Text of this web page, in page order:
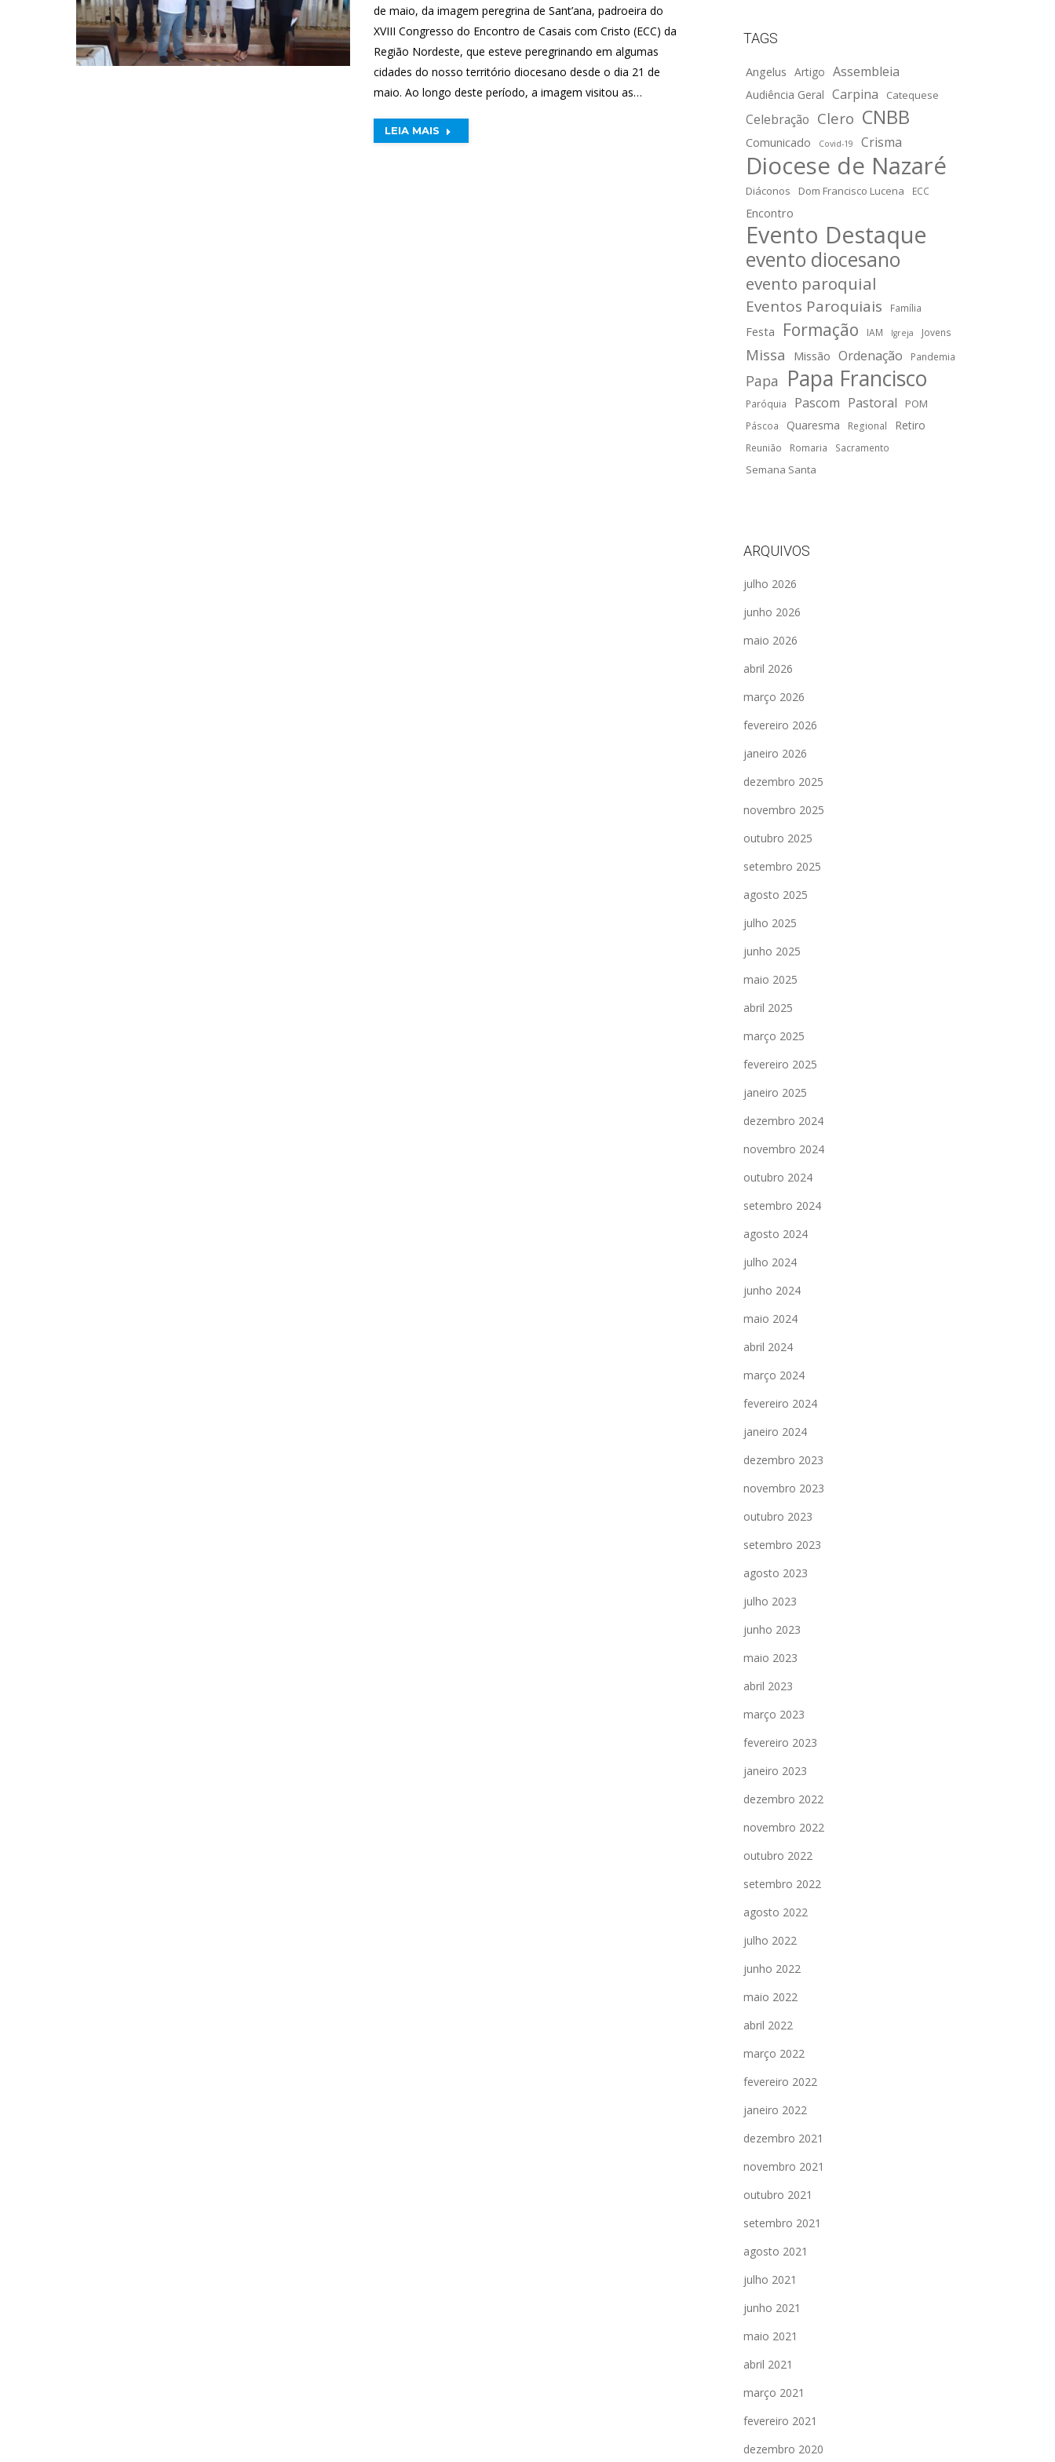
de maio, da imagem peregrina de Sant’ana, padroeira do
XVIII Congresso do Encontro de Casais com Cristo (ECC) da
Região Nordeste, que esteve peregrinando em algumas
cidades do nosso território diocesano desde o dia 21 de
maio. Ao longo deste período, a imagem visitou as…
LEIA MAIS
TAGS
Angelus Artigo Assembleia
Audiência Geral Carpina Catequese
Celebração Clero CNBB
Comunicado Covid-19 Crisma
Diocese de Nazaré
Diáconos Dom Francisco Lucena ECC
Encontro
Evento Destaque
evento diocesano
evento paroquial
Eventos Paroquiais Família
Festa Formação IAM Igreja Jovens
Missa Missão Ordenação Pandemia
Papa Papa Francisco
Paróquia Pascom Pastoral POM
Páscoa Quaresma Regional Retiro
Reunião Romaria Sacramento
Semana Santa
ARQUIVOS
julho 2026
junho 2026
maio 2026
abril 2026
março 2026
fevereiro 2026
janeiro 2026
dezembro 2025
novembro 2025
outubro 2025
setembro 2025
agosto 2025
julho 2025
junho 2025
maio 2025
abril 2025
março 2025
fevereiro 2025
janeiro 2025
dezembro 2024
novembro 2024
outubro 2024
setembro 2024
agosto 2024
julho 2024
junho 2024
maio 2024
abril 2024
março 2024
fevereiro 2024
janeiro 2024
dezembro 2023
novembro 2023
outubro 2023
setembro 2023
agosto 2023
julho 2023
junho 2023
maio 2023
abril 2023
março 2023
fevereiro 2023
janeiro 2023
dezembro 2022
novembro 2022
outubro 2022
setembro 2022
agosto 2022
julho 2022
junho 2022
maio 2022
abril 2022
março 2022
fevereiro 2022
janeiro 2022
dezembro 2021
novembro 2021
outubro 2021
setembro 2021
agosto 2021
julho 2021
junho 2021
maio 2021
abril 2021
março 2021
fevereiro 2021
dezembro 2020